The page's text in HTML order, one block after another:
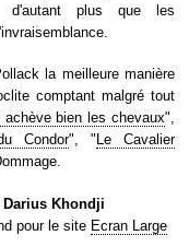
d'autant plus que les
la meilleure manière
comptant malgré tout
achève bien les chevaux",
Condor", " Le Cavalier
Darius Khondji
pour le site Ecran Large